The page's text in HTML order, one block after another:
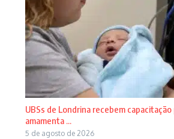
UBSs de Londrina recebem capacitação
amamenta ...
5 de agosto de 2026